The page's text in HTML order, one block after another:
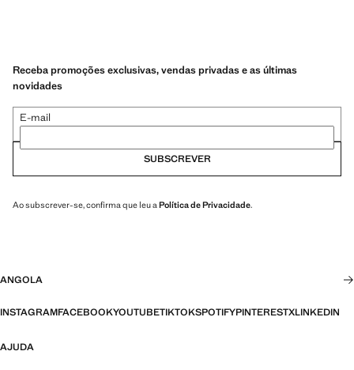
Receba promoções exclusivas, vendas privadas e as últimas
novidades
E-mail
SUBSCREVER
Ao subscrever-se, confirma que leu a Política de Privacidade.
ANGOLA
INSTAGRAMFACEBOOKYOUTUBETIKTOKSPOTIFYPINTERESTXLINKEDIN
AJUDA